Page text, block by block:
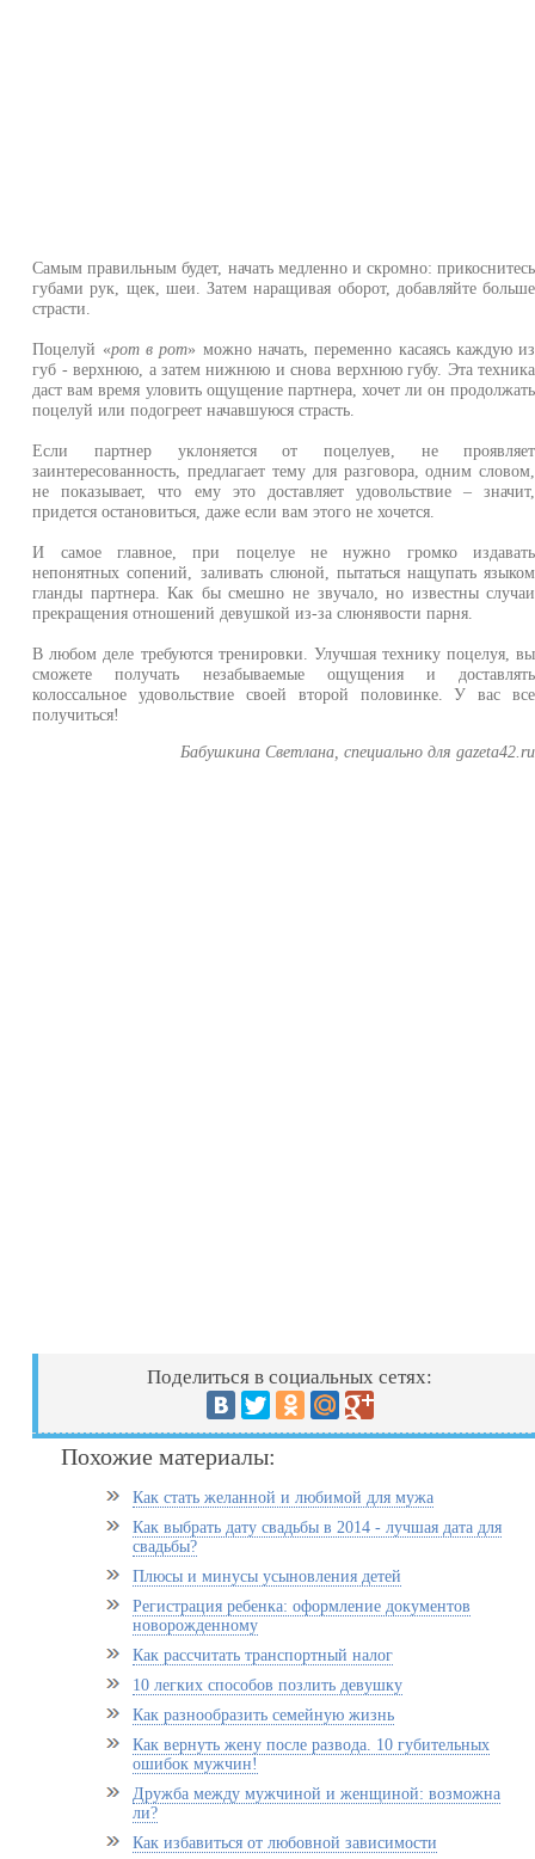
Самым правильным будет, начать медленно и скромно: прикоснитесь
губами рук, щек, шеи. Затем наращивая оборот, добавляйте больше
страсти.
Поцелуй «рот в рот» можно начать, переменно касаясь каждую из
губ - верхнюю, а затем нижнюю и снова верхнюю губу. Эта техника
даст вам время уловить ощущение партнера, хочет ли он продолжать
поцелуй или подогреет начавшуюся страсть.
Если партнер уклоняется от поцелуев, не проявляет
заинтересованность, предлагает тему для разговора, одним словом,
не показывает, что ему это доставляет удовольствие – значит,
придется остановиться, даже если вам этого не хочется.
И самое главное, при поцелуе не нужно громко издавать
непонятных сопений, заливать слюной, пытаться нащупать языком
гланды партнера. Как бы смешно не звучало, но известны случаи
прекращения отношений девушкой из-за слюнявости парня.
В любом деле требуются тренировки. Улучшая технику поцелуя, вы
сможете получать незабываемые ощущения и доставлять
колоссальное удовольствие своей второй половинке. У вас все
получиться!
Бабушкина Светлана, специально для gazeta42.ru
Поделиться в социальных сетях:
Похожие материалы:
Как стать желанной и любимой для мужа
Как выбрать дату свадьбы в 2014 - лучшая дата для
свадьбы?
Плюсы и минусы усыновления детей
Регистрация ребенка: оформление документов
новорожденному
Как рассчитать транспортный налог
10 легких способов позлить девушку
Как разнообразить семейную жизнь
Как вернуть жену после развода. 10 губительных
ошибок мужчин!
Дружба между мужчиной и женщиной: возможна
ли?
Как избавиться от любовной зависимости